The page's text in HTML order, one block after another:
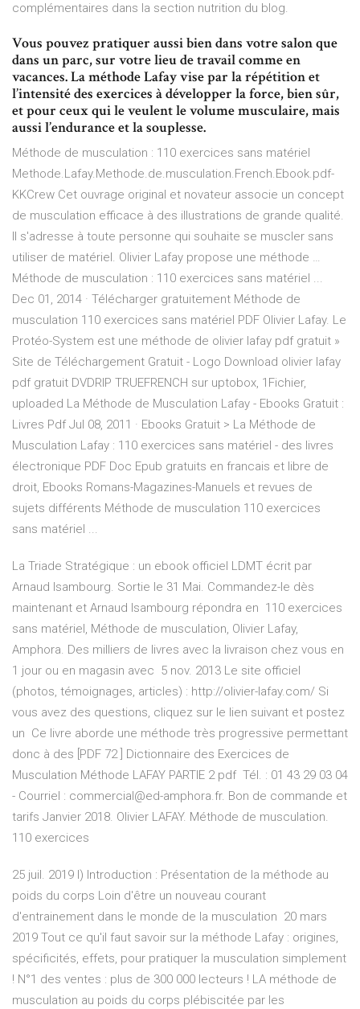
complémentaires dans la section nutrition du blog.
Vous pouvez pratiquer aussi bien dans votre salon que
dans un parc, sur votre lieu de travail comme en
vacances. La méthode Lafay vise par la répétition et
l’intensité des exercices à développer la force, bien sûr,
et pour ceux qui le veulent le volume musculaire, mais
aussi l’endurance et la souplesse.
Méthode de musculation : 110 exercices sans matériel
Methode.Lafay.Methode.de.musculation.French.Ebook.pdf-
KKCrew Cet ouvrage original et novateur associe un concept
de musculation efficace à des illustrations de grande qualité.
Il s'adresse à toute personne qui souhaite se muscler sans
utiliser de matériel. Olivier Lafay propose une méthode …
Méthode de musculation : 110 exercices sans matériel ...
Dec 01, 2014 · Télécharger gratuitement Méthode de
musculation 110 exercices sans matériel PDF Olivier Lafay. Le
Protéo-System est une méthode de olivier lafay pdf gratuit »
Site de Téléchargement Gratuit - Logo Download olivier lafay
pdf gratuit DVDRIP TRUEFRENCH sur uptobox, 1Fichier,
uploaded La Méthode de Musculation Lafay - Ebooks Gratuit :
Livres Pdf Jul 08, 2011 · Ebooks Gratuit > La Méthode de
Musculation Lafay : 110 exercices sans matériel - des livres
électronique PDF Doc Epub gratuits en francais et libre de
droit, Ebooks Romans-Magazines-Manuels et revues de
sujets différents Méthode de musculation 110 exercices
sans matériel ...
La Triade Stratégique : un ebook officiel LDMT écrit par
Arnaud Isambourg. Sortie le 31 Mai. Commandez-le dès
maintenant et Arnaud Isambourg répondra en 110 exercices
sans matériel, Méthode de musculation, Olivier Lafay,
Amphora. Des milliers de livres avec la livraison chez vous en
1 jour ou en magasin avec 5 nov. 2013 Le site officiel
(photos, témoignages, articles) : http://olivier-lafay.com/ Si
vous avez des questions, cliquez sur le lien suivant et postez
un Ce livre aborde une méthode très progressive permettant
donc à des [PDF 72 ] Dictionnaire des Exercices de
Musculation Méthode LAFAY PARTIE 2 pdf Tél. : 01 43 29 03 04
- Courriel : commercial@ed-amphora.fr. Bon de commande et
tarifs Janvier 2018. Olivier LAFAY. Méthode de musculation.
110 exercices
25 juil. 2019 I) Introduction : Présentation de la méthode au
poids du corps Loin d'être un nouveau courant
d'entrainement dans le monde de la musculation 20 mars
2019 Tout ce qu'il faut savoir sur la méthode Lafay : origines,
spécificités, effets, pour pratiquer la musculation simplement
! N°1 des ventes : plus de 300 000 lecteurs ! LA méthode de
musculation au poids du corps plébiscitée par les